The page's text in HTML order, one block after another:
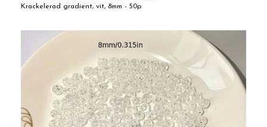
Krackelerad gradient, vit, 8mm - 50p